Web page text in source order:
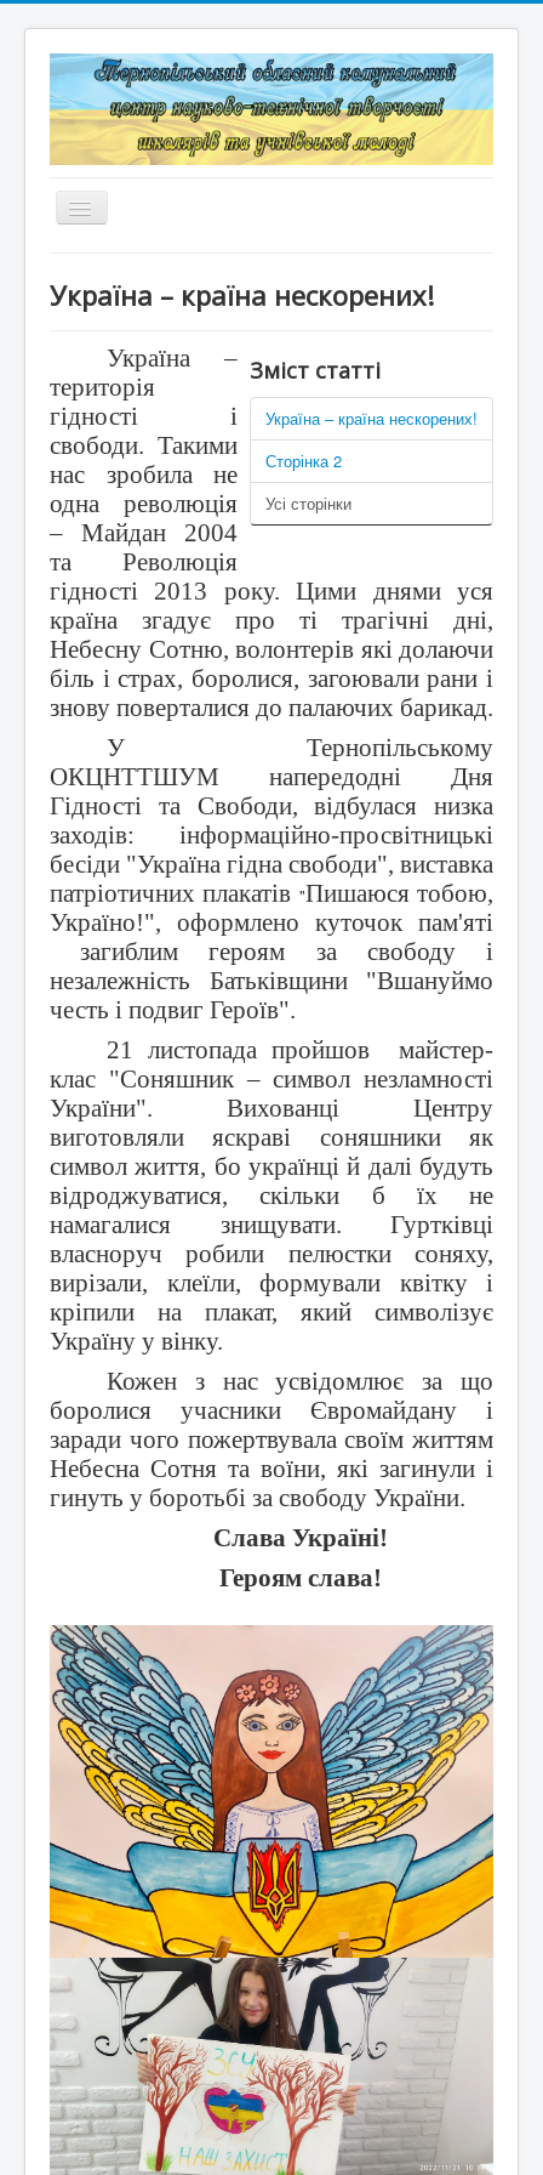
Перемикач
навігації
Структура
Документація
Конкурси та змагання
Корисні лінки
Дистанційне навчання
Контакти
Україна – країна нескорених!
Зміст статті
Україна – країна нескорених!
Сторінка 2
Усі сторінки
Україна –
територія
гідності і
свободи. Такими
нас зробила не
одна революція
– Майдан 2004
та Революція
гідності 2013 року. Цими днями уся
країна згадує про ті трагічні дні,
Небесну Сотню, волонтерів які долаючи
біль і страх, боролися, загоювали рани і
знову поверталися до палаючих барикад.
У Тернопільському
ОКЦНТТШУМ напередодні Дня
Гідності та Свободи, відбулася низка
заходів: інформаційно-просвітницькі
бесіди "Україна гідна свободи", виставка
патріотичних плакатів "Пишаюся тобою,
Україно!", оформлено куточок пам'яті
загиблим героям за свободу і
незалежність Батьківщини "Вшануймо
честь і подвиг Героїв".
21 листопада пройшов майстер-
клас "Соняшник – символ незламності
України". Вихованці Центру
виготовляли яскраві соняшники як
символ життя, бо українці й далі будуть
відроджуватися, скільки б їх не
намагалися знищувати. Гуртківці
власноруч робили пелюстки соняху,
вирізали, клеїли, формували квітку і
кріпили на плакат, який символізує
Україну у вінку.
Кожен з нас усвідомлює за що
боролися учасники Євромайдану і
заради чого пожертвувала своїм життям
Небесна Сотня та воїни, які загинули і
гинуть у боротьбі за свободу України.
Слава Україні!
Героям слава!